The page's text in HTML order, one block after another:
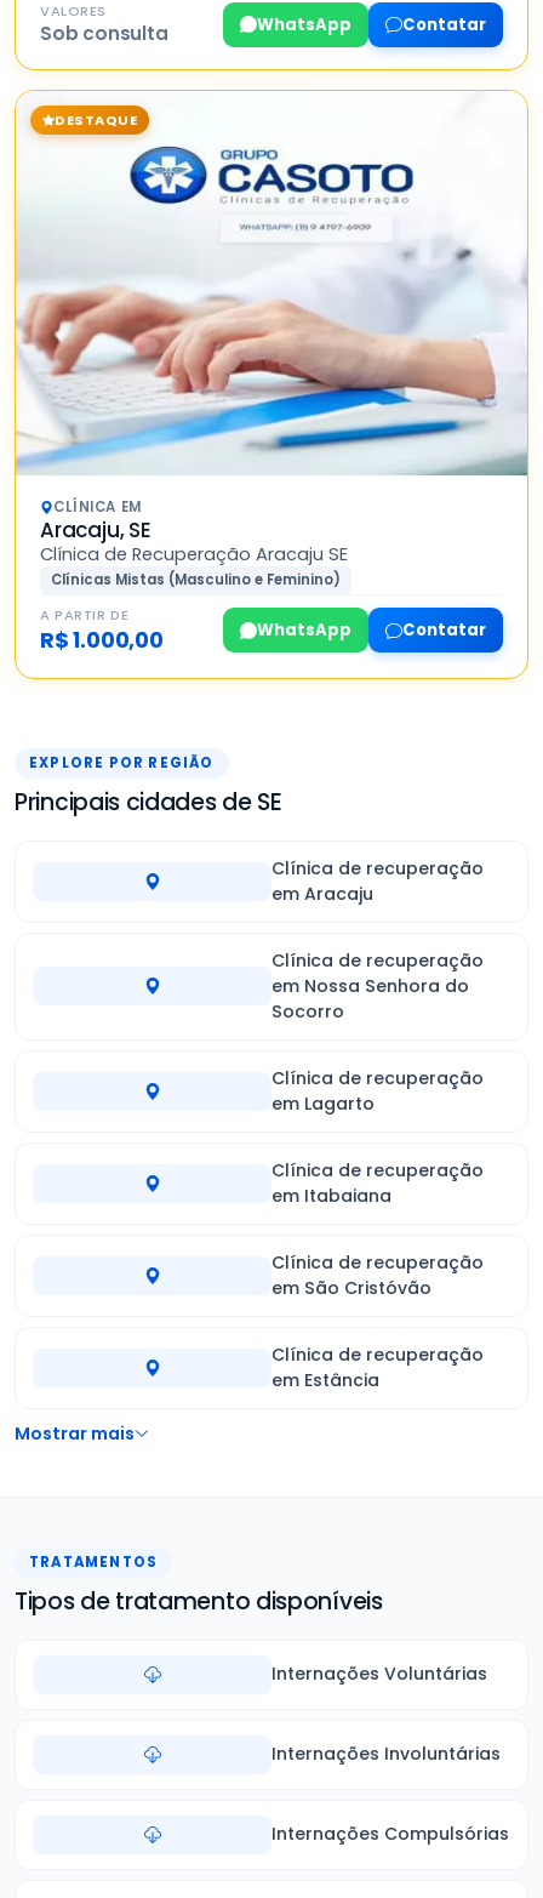
VALORES
Sob consulta WhatsApp Contatar
DESTAQUE
CLÍNICA EM
Aracaju, SE
Clínica de Recuperação Aracaju SE
Clínicas Mistas (Masculino e Feminino)
A PARTIR DE
R$ 1.000,00 WhatsApp Contatar
EXPLORE POR REGIÃO
Principais cidades de SE
Clínica de recuperação
em Aracaju
Clínica de recuperação
em Nossa Senhora do
Socorro
Clínica de recuperação
em Lagarto
Clínica de recuperação
em Itabaiana
Clínica de recuperação
em São Cristóvão
Clínica de recuperação
em Estância
Mostrar mais
TRATAMENTOS
Tipos de tratamento disponíveis
Internações Voluntárias
Internações Involuntárias
Internações Compulsórias